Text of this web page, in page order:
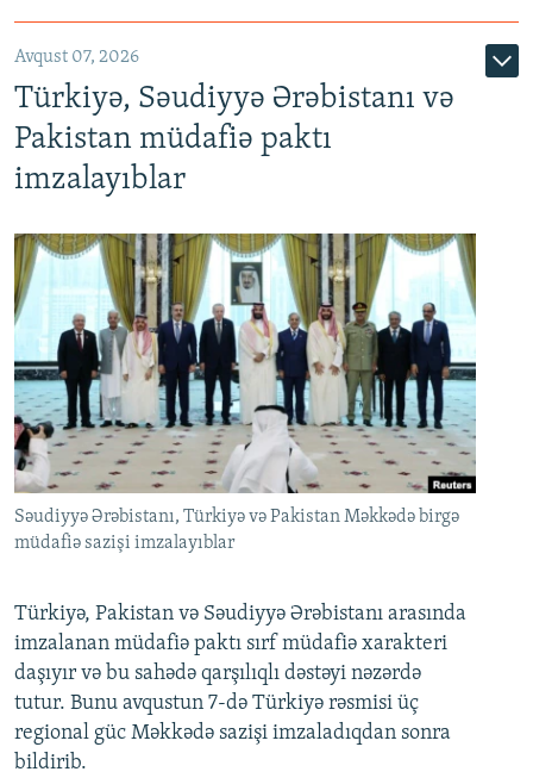
Avqust 07, 2026
Türkiyə, Səudiyyə Ərəbistanı və
Pakistan müdafiə paktı
imzalayıblar
Səudiyyə Ərəbistanı, Türkiyə və Pakistan Məkkədə birgə
müdafiə sazişi imzalayıblar
Türkiyə, Pakistan və Səudiyyə Ərəbistanı arasında
imzalanan müdafiə paktı sırf müdafiə xarakteri
daşıyır və bu sahədə qarşılıqlı dəstəyi nəzərdə
tutur. Bunu avqustun 7-də Türkiyə rəsmisi üç
regional güc Məkkədə sazişi imzaladıqdan sonra
bildirib.